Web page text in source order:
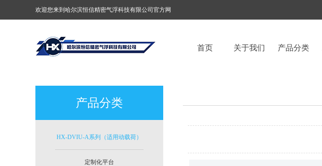
欢迎您来到哈尔滨恒信精密气浮科技有限公司官方网
首页 关于我们 产品分类
产品分类
HX-DVIU-A系列（适用动载荷）
定制化平台